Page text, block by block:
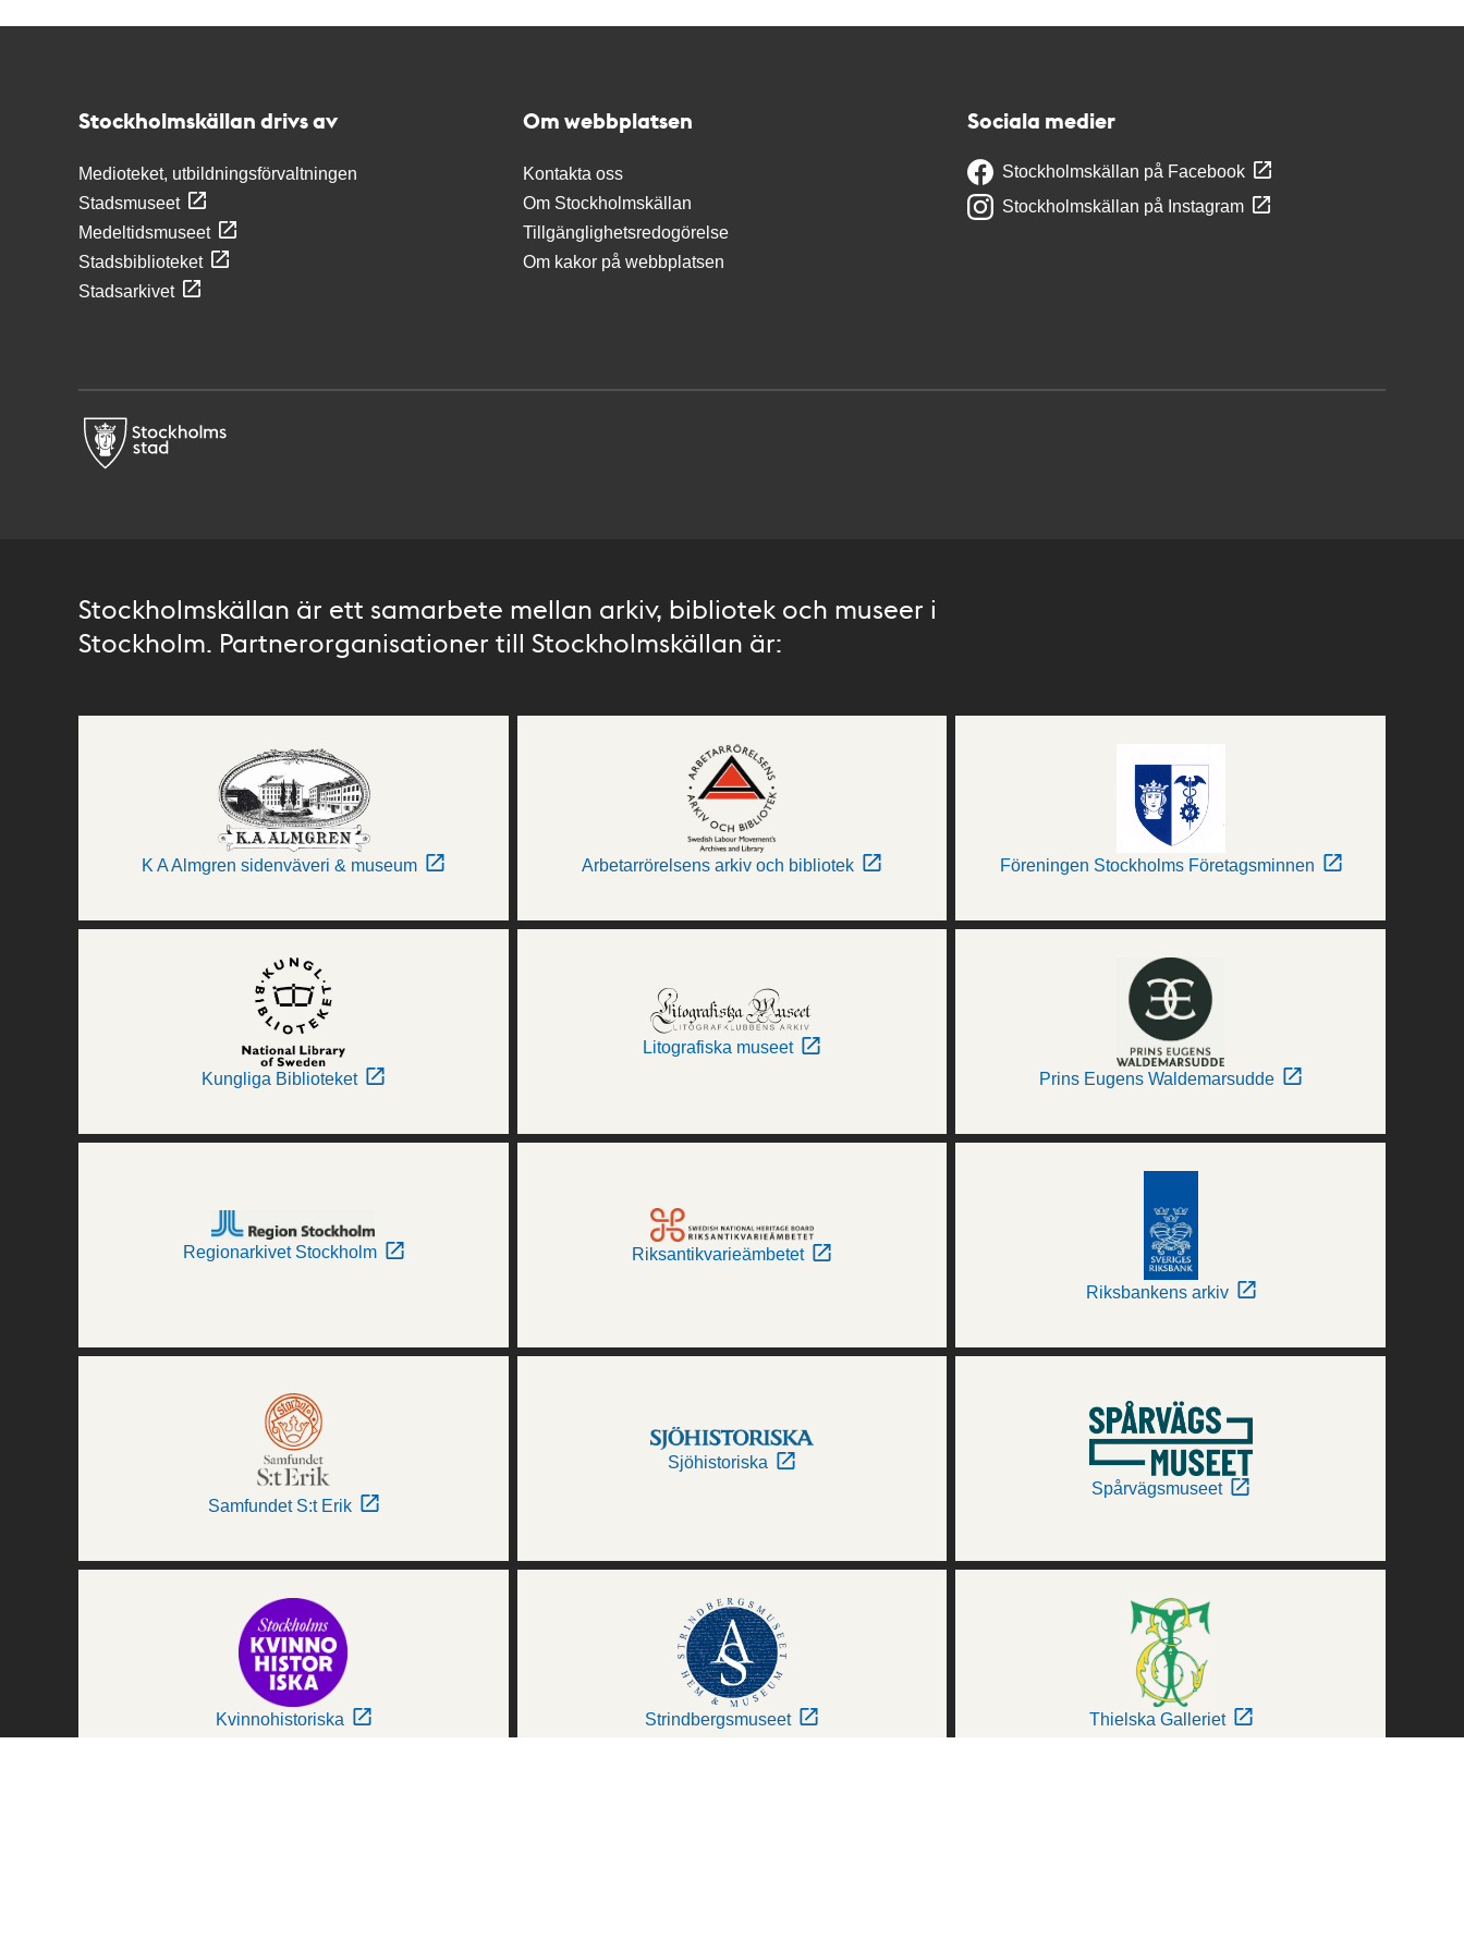
Stockholmskällan drivs av
Medioteket, utbildningsförvaltningen
Stadsmuseet
Medeltidsmuseet
Stadsbiblioteket
Stadsarkivet
Om webbplatsen
Kontakta oss
Om Stockholmskällan
Tillgänglighetsredogörelse
Om kakor på webbplatsen
Sociala medier
Stockholmskällan på Facebook
Stockholmskällan på Instagram
Stockholmskällan är ett samarbete mellan arkiv, bibliotek och museer i
Stockholm. Partnerorganisationer till Stockholmskällan är:
K A Almgren sidenväveri & museum Arbetarrörelsens arkiv och bibliotek Föreningen Stockholms Företagsminnen
Kungliga Biblioteket
Litografiska museet
Prins Eugens Waldemarsudde
Regionarkivet Stockholm Riksantikvarieämbetet
Riksbankens arkiv
Samfundet S:t Erik
Sjöhistoriska
Spårvägsmuseet
Kvinnohistoriska Strindbergsmuseet Thielska Galleriet